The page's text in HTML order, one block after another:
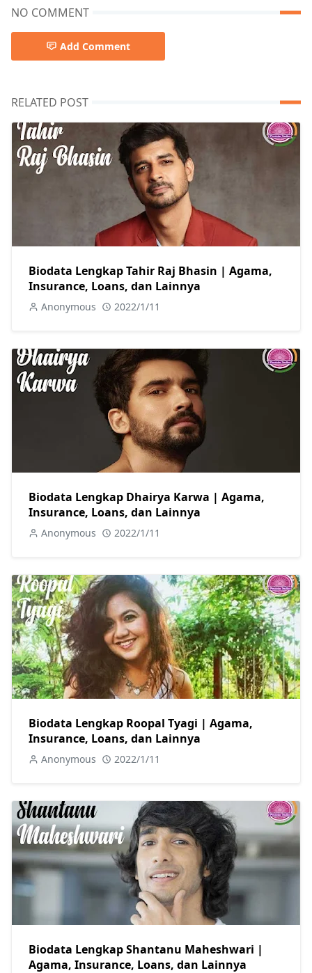
NO COMMENT
Add Comment
RELATED POST
Biodata Lengkap Tahir Raj Bhasin | Agama,
Insurance, Loans, dan Lainnya
Anonymous 2022/1/11
Biodata Lengkap Dhairya Karwa | Agama,
Insurance, Loans, dan Lainnya
Anonymous 2022/1/11
Biodata Lengkap Roopal Tyagi | Agama,
Insurance, Loans, dan Lainnya
Anonymous 2022/1/11
Biodata Lengkap Shantanu Maheshwari |
Agama, Insurance, Loans, dan Lainnya